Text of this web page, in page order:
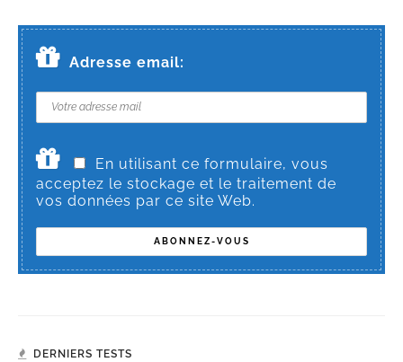
Adresse email:
En utilisant ce formulaire, vous
acceptez le stockage et le traitement de
vos données par ce site Web.
DERNIERS TESTS